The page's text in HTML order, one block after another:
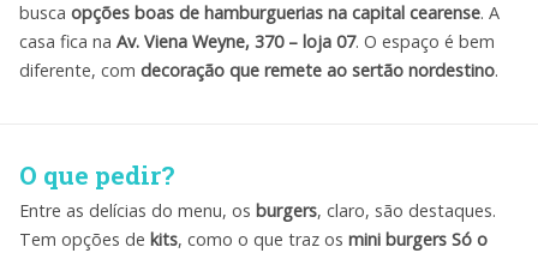
busca opções boas de hamburguerias na capital cearense. A
casa fica na Av. Viena Weyne, 370 – loja 07. O espaço é bem
diferente, com decoração que remete ao sertão nordestino.
O que pedir?
Entre as delícias do menu, os burgers, claro, são destaques.
Tem opções de kits, como o que traz os mini burgers Só o